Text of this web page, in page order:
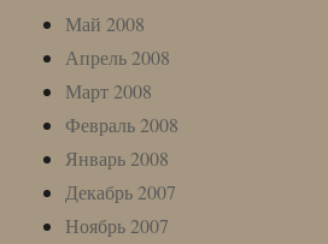
Май 2008
Апрель 2008
Март 2008
Февраль 2008
Январь 2008
Декабрь 2007
Ноябрь 2007